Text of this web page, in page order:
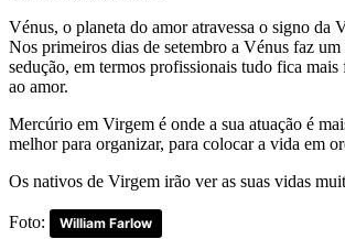
Vénus, o planeta do amor atravessa o signo da
Nos primeiros dias de setembro a Vénus faz
sedução, em termos profissionais tudo fica
ao amor.
Mercúrio em Virgem é onde a sua atuação é
melhor para organizar, para colocar a vida em
Os nativos de Virgem irão ver as suas vidas
Foto: William Farlow